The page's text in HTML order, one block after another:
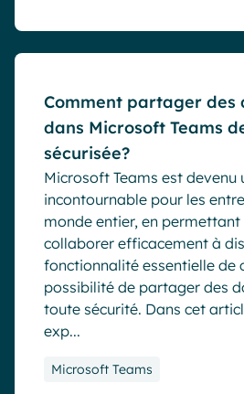
Comment partager des
dans Microsoft Teams
sécurisée?
Microsoft Teams est devenu
incontournable pour les
monde entier, en
collaborer efficacement à
fonctionnalité essentielle de
possibilité de partager des
toute sécurité. Dans cet
exp...
Microsoft Teams